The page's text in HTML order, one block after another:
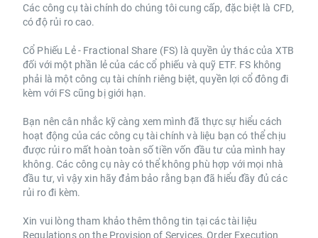
Các công cụ tài chính do chúng tôi cung cấp, đặc biệt là CFD,
có độ rủi ro cao.
Cổ Phiếu Lẻ - Fractional Share (FS) là quyền ủy thác của XTB
đối với một phần lẻ của các cổ phiếu và quỹ ETF. FS không
phải là một công cụ tài chính riêng biệt, quyền lợi cổ đông đi
kèm với FS cũng bị giới hạn.
Bạn nên cân nhắc kỹ càng xem mình đã thực sự hiểu cách
hoạt động của các công cụ tài chính và liệu bạn có thể chịu
được rủi ro mất hoàn toàn số tiền vốn đầu tư của mình hay
không. Các công cụ này có thể không phù hợp với mọi nhà
đầu tư, vì vậy xin hãy đảm bảo rằng bạn đã hiểu đầy đủ các
rủi ro đi kèm.
Xin vui lòng tham khảo thêm thông tin tại các tài liệu
Regulations on the Provision of Services, Order Execution